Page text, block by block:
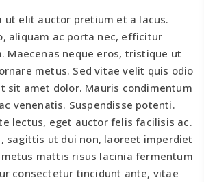
ut elit auctor pretium et a lacus.
aliquam ac porta nec, efficitur
Maecenas neque eros, tristique ut
metus. Sed vitae velit quis odio
sit amet dolor. Mauris condimentum
venenatis. Suspendisse potenti.
lectus, eget auctor felis facilisis ac.
sagittis ut dui non, laoreet imperdiet
mattis risus lacinia fermentum
consectetur tincidunt ante, vitae